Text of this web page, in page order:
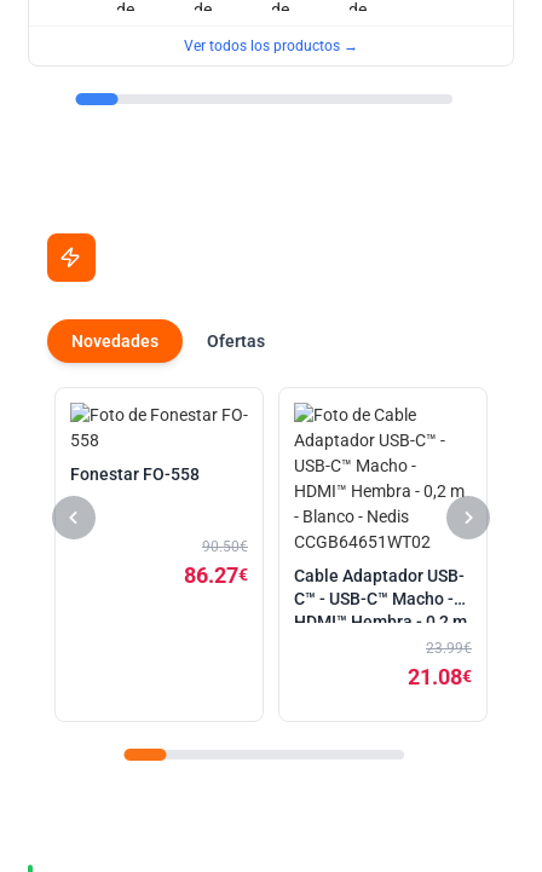
Ver todos los productos →
Novedades Ofertas
Fonestar FO-558
90.50€
86.27€
Cable Adaptador USB-
C™ - USB-C™ Macho -
HDMI™ Hembra - 0,2 m
CCGB64651WT02
23.99€
21.08€